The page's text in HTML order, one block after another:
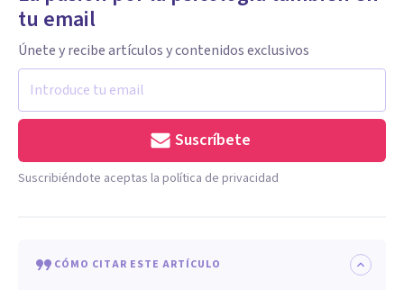
tu email
Únete y recibe artículos y contenidos exclusivos
Suscríbete
Suscribiéndote aceptas la política de privacidad
CÓMO CITAR ESTE ARTÍCULO